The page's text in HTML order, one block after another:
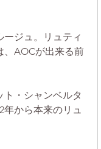
ジュ。リュティ
、AOCが出来る前
・シャンベルタ
年から本来のリュ